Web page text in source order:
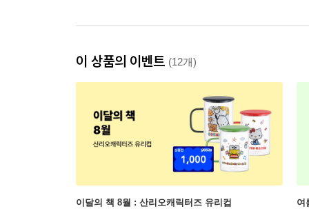
이 상품의 이벤트 (12개)
이달의 책 8월 : 산리오캐릭터즈 유리컵 여